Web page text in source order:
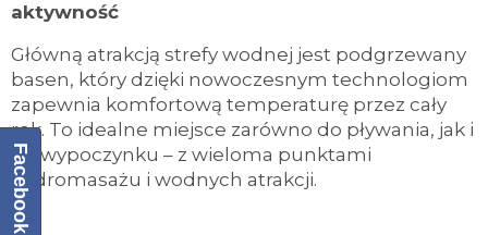
aktywność
Główną atrakcją strefy wodnej jest podgrzewany
basen, który dzięki nowoczesnym technologiom
zapewnia komfortową temperaturę przez cały
rok. To idealne miejsce zarówno do pływania, jak i
do wypoczynku – z wieloma punktami
hydromasażu i wodnych atrakcji.
Facebook